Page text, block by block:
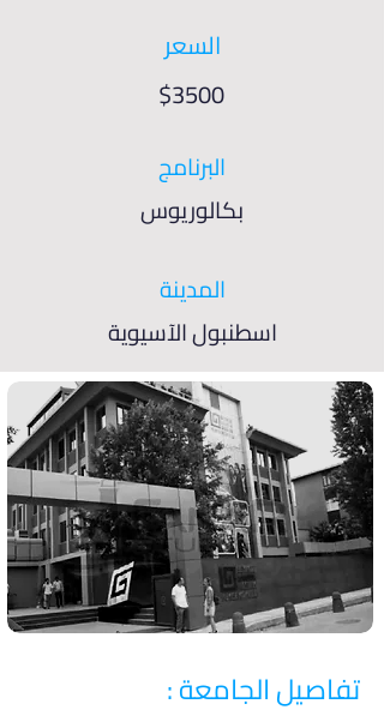
السعر
$3500
البرنامج
بكالوريوس
المدينة
اسطنبول الآسيوية
تفاصيل الجامعة :